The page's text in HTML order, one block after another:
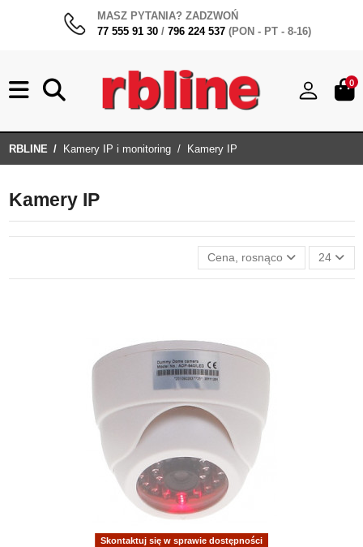
MASZ PYTANIA? ZADZWOŃ
77 555 91 30 / 796 224 537 (PON - PT - 8-16)
0
RBLINE Kamery IP i monitoring Kamery IP
Kamery IP
Cena, rosnąco 24
Skontaktuj się w sprawie dostępności